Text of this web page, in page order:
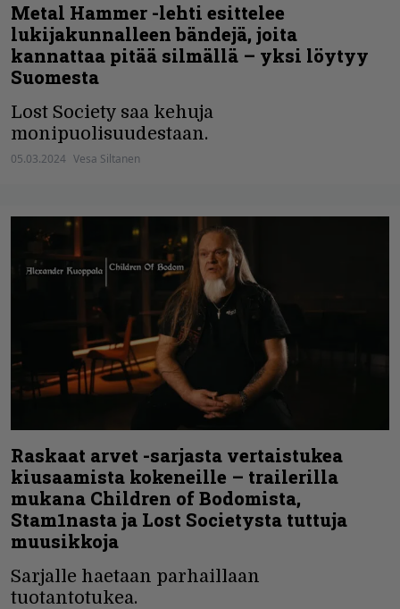
Metal Hammer -lehti esittelee
lukijakunnalleen bändejä, joita
kannattaa pitää silmällä – yksi löytyy
Suomesta
Lost Society saa kehuja
monipuolisuudestaan.
05.03.2024 Vesa Siltanen
Raskaat arvet -sarjasta vertaistukea
kiusaamista kokeneille – trailerilla
mukana Children of Bodomista,
Stam1nasta ja Lost Societysta tuttuja
muusikkoja
Sarjalle haetaan parhaillaan
tuotantotukea.